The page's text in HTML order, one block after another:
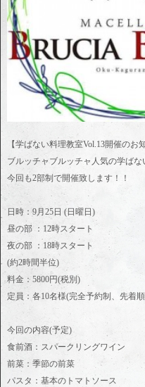
【学ばない料理教室Vol.13開催のお
ブルッチャブルッチャ人気の学ば
今回も2部制で開催致します！！
日時：9月25日 (日曜日)
昼の部 ：12時スタート
夜の部 ：18時スタート
(約2時間半位)
料金：5800円(税別)
定員：各10名様(完全予約制、先着
今回の内容(予定)
食前酒：スパークリングワイン
前菜：季節の前菜
パスタ：基本のトマトソース